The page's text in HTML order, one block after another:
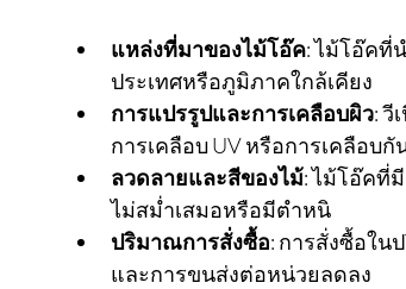
แหล่งที่มาของไม้โอ๊ค: ไม้โอ๊คที่
ประเทศหรือภูมิภาคใกล้เคียง
การแปรรูปและการเคลือบผิว: วี
การเคลือบ UV หรือการเคลือบ
ลวดลายและสีของไม้: ไม้โอ๊คที่
ไม่สม่ำเสมอหรือมีตำหนิ
ปริมาณการสั่งซื้อ: การสั่งซื้อใน
และการขนส่งต่อหน่วยลดลง